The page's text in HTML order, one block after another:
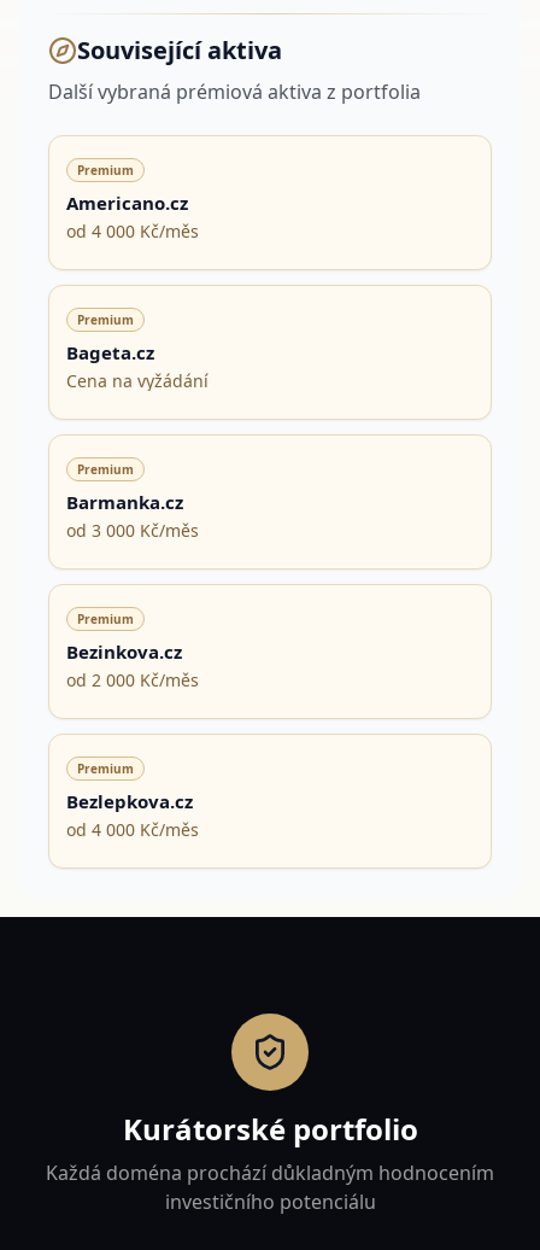
Související aktiva
Další vybraná prémiová aktiva z portfolia
Premium
Americano.cz
od 4 000 Kč/měs
Premium
Bageta.cz
Cena na vyžádání
Premium
Barmanka.cz
od 3 000 Kč/měs
Premium
Bezinkova.cz
od 2 000 Kč/měs
Premium
Bezlepkova.cz
od 4 000 Kč/měs
Kurátorské portfolio
Každá doména prochází důkladným hodnocením
investičního potenciálu